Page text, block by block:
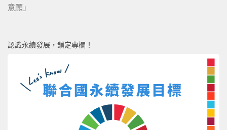
意願」
認識永續發展，鎖定專欄！